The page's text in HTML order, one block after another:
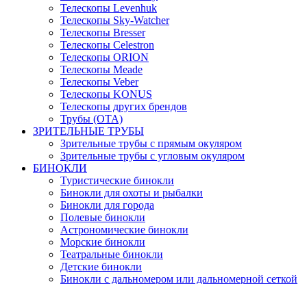
Телескопы Levenhuk
Телескопы Sky-Watcher
Телескопы Bresser
Телескопы Celestron
Телескопы ORION
Телескопы Meade
Телескопы Veber
Телескопы KONUS
Телескопы других брендов
Трубы (ОТА)
ЗРИТЕЛЬНЫЕ ТРУБЫ
Зрительные трубы с прямым окуляром
Зрительные трубы с угловым окуляром
БИНОКЛИ
Туристические бинокли
Бинокли для охоты и рыбалки
Бинокли для города
Полевые бинокли
Астрономические бинокли
Морские бинокли
Театральные бинокли
Детские бинокли
Бинокли с дальномером или дальномерной сеткой